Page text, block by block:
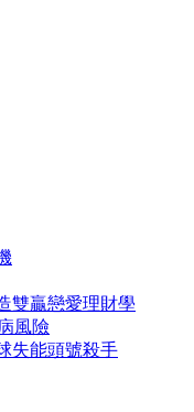
雙贏戀愛理財學
風險
失能頭號殺手